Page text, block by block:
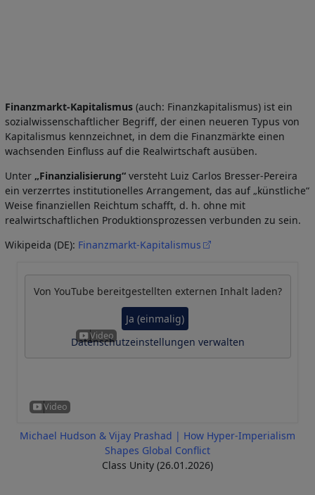
Finanzmarkt-Kapitalismus (auch: Finanzkapitalismus) ist ein
sozialwissenschaftlicher Begriff, der einen neueren Typus von
Kapitalismus kennzeichnet, in dem die Finanzmärkte einen
wachsenden Einfluss auf die Realwirtschaft ausüben.
Unter „Finanzialisierung“ versteht Luiz Carlos Bresser-Pereira
ein verzerrtes institutionelles Arrangement, das auf „künstliche“
Weise finanziellen Reichtum schafft, d. h. ohne mit
realwirtschaftlichen Produktionsprozessen verbunden zu sein.
Wikipeida (DE): Finanzmarkt-Kapitalismus
Von YouTube bereitgestellten externen Inhalt laden?
Ja (einmalig)
Datenschutzeinstellungen verwalten
Michael Hudson & Vijay Prashad | How Hyper-Imperialism
Shapes Global Conflict
Class Unity (26.01.2026)